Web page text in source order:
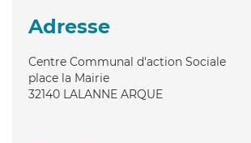
Adresse
Centre Communal d'action Sociale
place la Mairie
32140 LALANNE ARQUE